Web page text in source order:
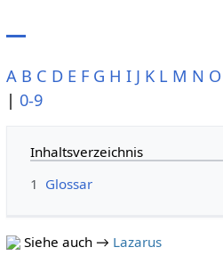
A B C D E F G H I J K L M N O
| 0-9
Inhaltsverzeichnis
1 Glossar
Siehe auch → Lazarus